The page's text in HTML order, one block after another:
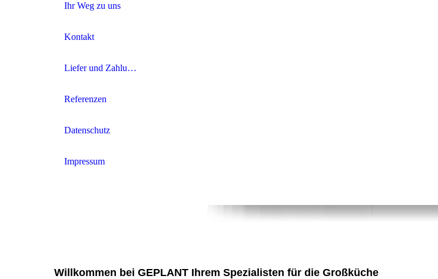
Ihr Weg zu uns
Kontakt
Liefer und Zahlungsbedingungen
Referenzen
Datenschutz
Impressum
Willkommen bei GEPLANT Ihrem Spezialisten für die Großküche